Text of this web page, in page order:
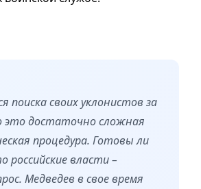
поиска своих уклонистов за
это достаточно сложная
процедура. Готовы ли
российские власти –
Медведев в свое время